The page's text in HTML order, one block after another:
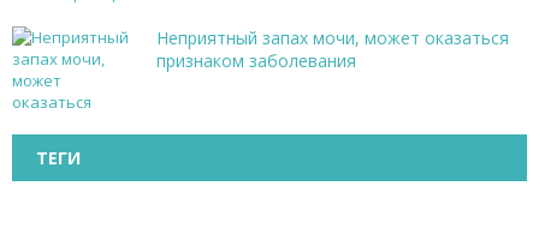
Неприятный запах мочи, может оказаться
признаком заболевания
ТЕГИ